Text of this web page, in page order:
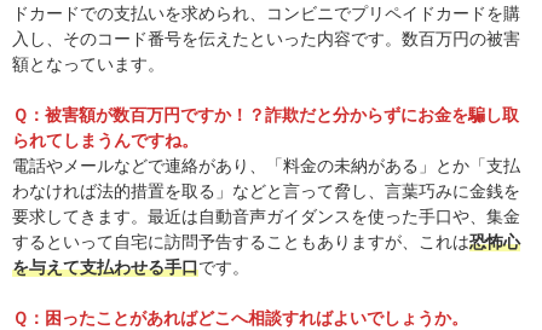
ドカードでの支払いを求められ、コンビニでプリペイドカードを購
入し、そのコード番号を伝えたといった内容です。数百万円の被害
額となっています。
Ｑ：被害額が数百万円ですか！？詐欺だと分からずにお金を騙し取
られてしまうんですね。
電話やメールなどで連絡があり、「料金の未納がある」とか「支払
わなければ法的措置を取る」などと言って脅し、言葉巧みに金銭を
要求してきます。最近は自動音声ガイダンスを使った手口や、集金
するといって自宅に訪問予告することもありますが、これは恐怖心
を与えて支払わせる手口です。
Ｑ：困ったことがあればどこへ相談すればよいでしょうか。